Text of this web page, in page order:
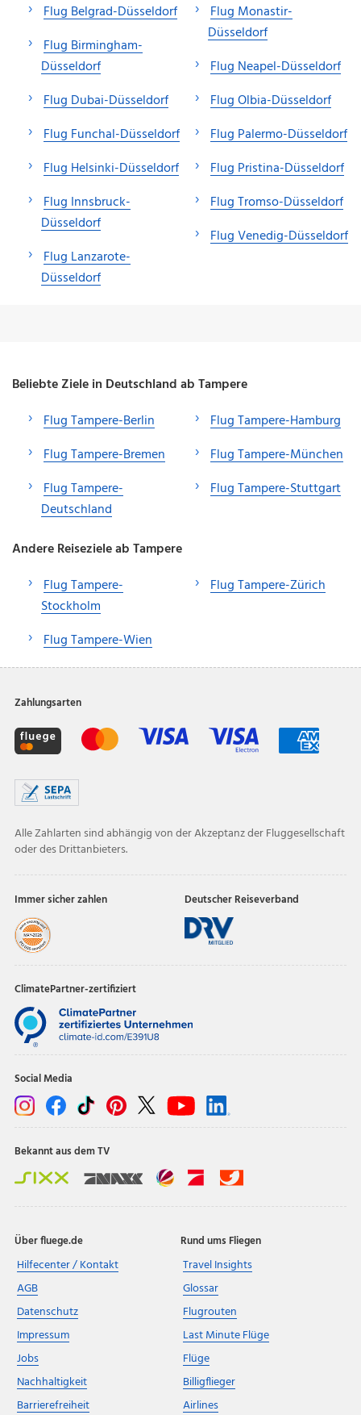
Flug Belgrad-Düsseldorf
Flug Birmingham-
Düsseldorf
Flug Dubai-Düsseldorf
Flug Funchal-Düsseldorf
Flug Helsinki-Düsseldorf
Flug Innsbruck-
Düsseldorf
Flug Lanzarote-
Düsseldorf
Flug Monastir-
Düsseldorf
Flug Neapel-Düsseldorf
Flug Olbia-Düsseldorf
Flug Palermo-Düsseldorf
Flug Pristina-Düsseldorf
Flug Tromso-Düsseldorf
Flug Venedig-Düsseldorf
Beliebte Ziele in Deutschland ab Tampere
Flug Tampere-Berlin
Flug Tampere-Bremen
Flug Tampere-
Deutschland
Flug Tampere-Hamburg
Flug Tampere-München
Flug Tampere-Stuttgart
Andere Reiseziele ab Tampere
Flug Tampere-
Stockholm
Flug Tampere-Wien
Flug Tampere-Zürich